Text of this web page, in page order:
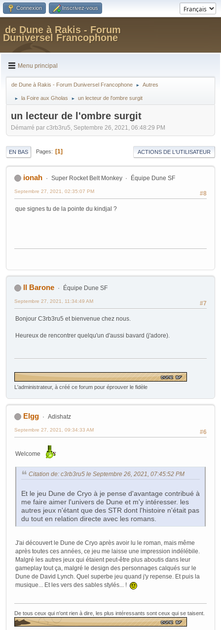
Connexion Inscrivez-vous
de Dune à Rakis - Forum
Duniversel Francophone
Menu principal
de Dune à Rakis - Forum Duniversel Francophone ► Autres
► la Foire aux Gholas ► un lecteur de l'ombre surgit
un lecteur de l'ombre surgit
Démarré par c3rb3ru5, Septembre 26, 2021, 06:48:29 PM
EN BAS Pages 1 ACTIONS DE L'UTILISATEUR
ionah Super Rocket Belt Monkey Équipe Dune SF
#8
Septembre 27, 2021, 02:35:07 PM
que signes tu de la pointe du kindjal ?
Il Barone Équipe Dune SF
#7
Septembre 27, 2021, 11:34:49 AM
Bonjour C3rb3ru5 et bienvenue chez nous.
Heureux de rencontrer quelqu'un d'aussi bavard (j'adore).
L'administrateur, à créé ce forum pour éprouver le fidèle
Elgg Adishatz
#6
Septembre 27, 2021, 09:34:33 AM
Welcome
Citation de: c3rb3ru5 le Septembre 26, 2021, 07:45:52 PM
Et le jeu Dune de Cryo à je pense d'avantage contribué à
me faire aimer l'univers de Dune et m'y intéresser. les
autres jeux n'étant que des STR dont l'histoire n'était pas
du tout en relation directe avec les romans.
J'ai découvert le Dune de Cryo après avoir lu le roman, mais même
après toutes ces années, ce jeu me laisse une impression indélébile.
Malgré les autres jeux qui étaient peut-être plus aboutis dans leur
gameplay tout ça, malgré le design des personnages calqués sur le
Dune de David Lynch. Quel superbe jeu quand j'y repense. Et puis la
musique... Et les vers des sables stylés... !
De tous ceux qui n'ont rien à dire, les plus intéressants sont ceux qui se taisent.